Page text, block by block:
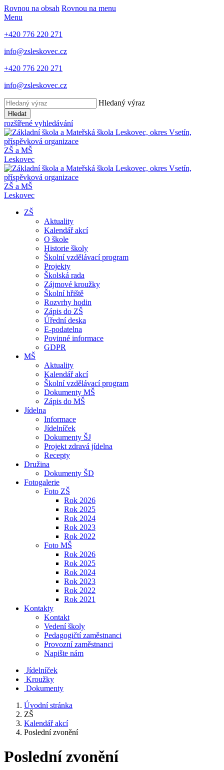
Rovnou na obsah Rovnou na menu
Menu
+420 776 220 271
info@zsleskovec.cz
+420 776 220 271
info@zsleskovec.cz
Hledaný výraz
Hledat
rozšířené vyhledávání
ZŠ a MŠ
Leskovec
ZŠ a MŠ
Leskovec
ZŠ
Aktuality
Kalendář akcí
O škole
Historie školy
Školní vzdělávací program
Projekty
Školská rada
Zájmové kroužky
Školní hřiště
Rozvrhy hodin
Zápis do ZŠ
Úřední deska
E-podatelna
Povinné informace
GDPR
MŠ
Aktuality
Kalendář akcí
Školní vzdělávací program
Dokumenty MŠ
Zápis do MŠ
Jídelna
Informace
Jídelníček
Dokumenty ŠJ
Projekt zdravá jídelna
Recepty
Družina
Dokumenty ŠD
Fotogalerie
Foto ZŠ
Rok 2026
Rok 2025
Rok 2024
Rok 2023
Rok 2022
Foto MŠ
Rok 2026
Rok 2025
Rok 2024
Rok 2023
Rok 2022
Rok 2021
Kontakty
Kontakt
Vedení školy
Pedagogičtí zaměstnanci
Provozní zaměstnanci
Napište nám
Jídelníček
Kroužky
Dokumenty
Úvodní stránka
ZŠ
Kalendář akcí
Poslední zvonění
Poslední zvonění